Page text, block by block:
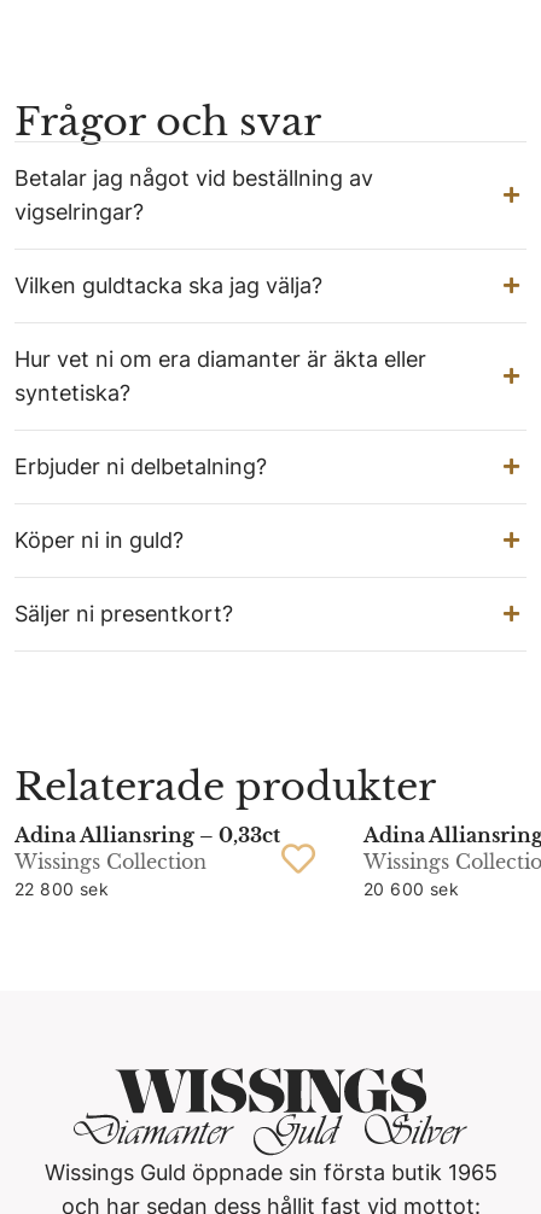
Frågor och svar
Betalar jag något vid beställning av
vigselringar?
Vilken guldtacka ska jag välja?
Hur vet ni om era diamanter är äkta eller
syntetiska?
Erbjuder ni delbetalning?
Köper ni in guld?
Säljer ni presentkort?
Relaterade produkter
Adina Alliansring – 0,33ct
Wissings Collection
22 800 sek
Adina
Wissings
20 600 sek
Wissings Guld öppnade sin första butik 1965
och har sedan dess hållit fast vid mottot: